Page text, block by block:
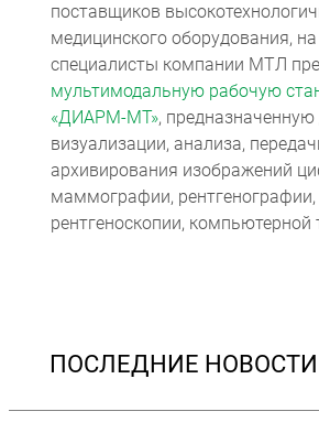
поставщиков
медицинского оборудования,
специалисты компании МТЛ
мультимодальную рабочую
«ДИАРМ-МТ», предназначенную
визуализации, анализа,
архивирования изображений
маммографии, рентгенографии,
рентгеноскопии,
ПОСЛЕДНИЕ НОВОСТИ